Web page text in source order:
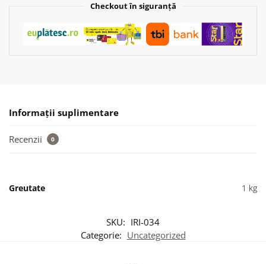
Checkout în siguranță
Informații suplimentare
Recenzii 0
Greutate 1 kg
SKU: IRI-034
Categorie: Uncategorized